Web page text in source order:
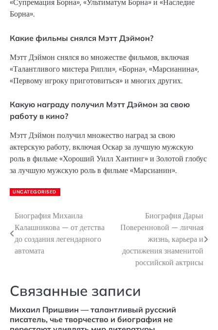
«Супремация Борна», «Ультиматум Борна» и «Наследие
Борна».
Какие фильмы снялся Мэтт Дэймон?
Мэтт Дэймон снялся во множестве фильмов, включая
«Талантливого мистера Рипли», «Борна», «Марсианина»,
«Первому игроку приготовиться» и многих других.
Какую награду получил Мэтт Дэймон за свою
работу в кино?
Мэтт Дэймон получил множество наград за свою
актерскую работу, включая Оскар за лучшую мужскую
роль в фильме «Хороший Уилл Хантинг» и Золотой глобус
за лучшую мужскую роль в фильме «Марсианин».
UNCATEGORISED
Навигация
по
записям
Биография Михаила
Калашникова — от детства
до создания легендарного
автомата
Биография Дарьи
Поверенновой — личная
жизнь, карьера и
достижения знаменитой
российской актрисы
Связанные записи
Михаил Пришвин — талантливый русский
писатель, чье творчество и биография не